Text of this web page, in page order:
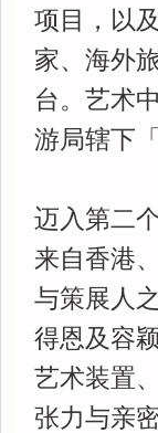
项目，以
家、海外
台。艺术
游局辖下
迈入第二
来自香港
与策展人
得恩及容
艺术装置
张力与亲